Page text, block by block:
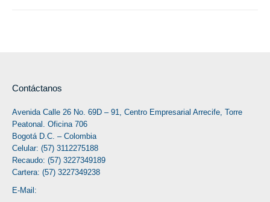
Contáctanos
Avenida Calle 26 No. 69D – 91, Centro Empresarial Arrecife, Torre
Peatonal. Oficina 706
Bogotá D.C. – Colombia
Celular: (57) 3112275188
Recaudo: (57) 3227349189
Cartera: (57) 3227349238
E-Mail: